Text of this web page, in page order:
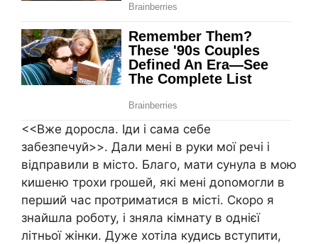
<<Вже доросла. Іди і сама себе
забезпечуй>>. Дали мені в руки мої речі і
відправили в місто. Благо, мати сунула в мою
кишеню трохи rрошей, які мені доnомогли в
перший час протриматися в місті. Скоро я
знайшла роботу, і зняла кімнату в однієї
літньої жінки. Дуже хотіла кудись вступити,